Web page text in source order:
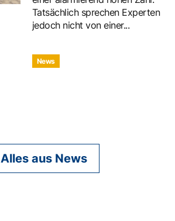
Tatsächlich sprechen Experten
jedoch nicht von einer...
News
Alles aus News